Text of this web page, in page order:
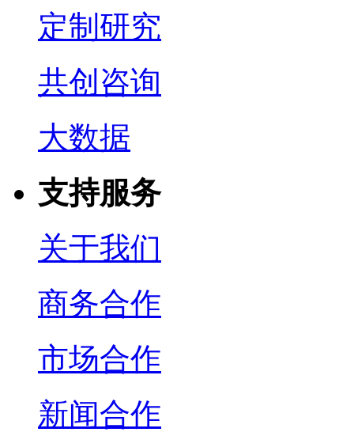
定制研究
共创咨询
大数据
支持服务
关于我们
商务合作
市场合作
新闻合作